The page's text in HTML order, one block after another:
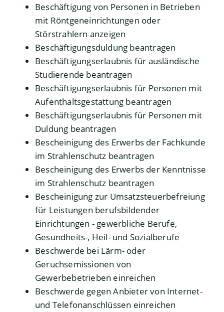
Beschäftigung von Personen in Betrieben
mit Röntgeneinrichtungen oder
Störstrahlern anzeigen
Beschäftigungsduldung beantragen
Beschäftigungserlaubnis für ausländische
Studierende beantragen
Beschäftigungserlaubnis für Personen mit
Aufenthaltsgestattung beantragen
Beschäftigungserlaubnis für Personen mit
Duldung beantragen
Bescheinigung des Erwerbs der Fachkunde
im Strahlenschutz beantragen
Bescheinigung des Erwerbs der Kenntnisse
im Strahlenschutz beantragen
Bescheinigung zur Umsatzsteuerbefreiung
für Leistungen berufsbildender
Einrichtungen - gewerbliche Berufe,
Gesundheits-, Heil- und Sozialberufe
Beschwerde bei Lärm- oder
Geruchsemissionen von
Gewerbebetrieben einreichen
Beschwerde gegen Anbieter von Internet-
und Telefonanschlüssen einreichen